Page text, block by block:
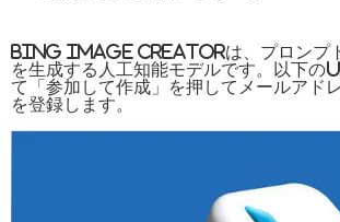
Bing Image Creatorは、プロンプト
を生成する人工知能モデルです。以下の
て「参加して作成」を押してメールアド
を登録します。